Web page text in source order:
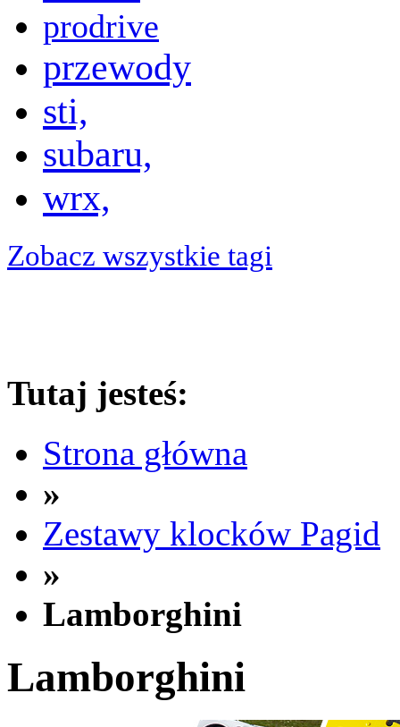
prodrive
przewody
sti,
subaru,
wrx,
Zobacz wszystkie tagi
Tutaj jesteś:
Strona główna
»
Zestawy klocków Pagid
»
Lamborghini
Lamborghini